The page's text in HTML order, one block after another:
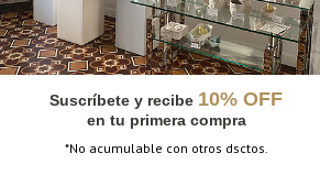
Suscríbete y recibe 10% OFF
en tu primera compra
*No acumulable con otros dsctos.